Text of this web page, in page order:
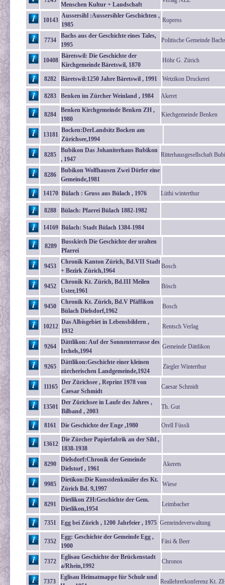
Menschen Kultur + Landschaft
10143
Aussersihl :Aussersihler Geschichten ,
1985
Ropress
7734
Bachs aus der Geschichte eines Tales,
1995
Politische Gemeinde
10408
Bäretswil: Die Geschichte der
Kirchgemeinde Bäretswil, 1870
Höhr G. Zürich
8282 Bäretswil:1250 Jahre Bäretswil , 1991 Wetzikon Druckerei
8283 Benken im Zürcher Weinland , 1984 Akeret
8284
Benken Kirchgemeinde Benken ZH ,
1980
Kiechgemeinde Benken
13181
Bocken:DerLandsitz Bocken am
Zürichsee,1994
8285
Bubikon Das Johaniterhaus Bubikon
, 1947
Ritterhausgesellschaft
8286
Bubikon Wolfhausen Zwei Dörfer eine
Gemeinde,1981
14170 Bülach : Gruss aus Bülach , 1976 Lüthi winterthur
8288 Bülach: Pfarrei Bülach 1882-1982
14169 Bülach: Stadt Bülach 1384-1984
8289
Busskirch Die Geschichte der uralten
Pfarrei
9453
Chronik Kanton Zürich, Bd.VII Stadt
+ Bezirk Zürich,1964
Bosch
9452
Chronik Kt. Zürich, Bd.III Meilen
Uster,1961
Bösch
9450
Chronik Kt. Zürich, Bd.V Pfäffikon
Bülach Dielsdorf,1962
Bosch
10212
Das Albisgebiet in Lebensbildern ,
1932
Rentsch Verlag
9264
Dättlikon: Auf der Sonnenterrasse des
Irchels,1994
Gemeinde Dättlikon
9265
Dättlikon:Geschichte einer kleinen
zürcherischen Landgemeinde,1924
Ziegler Winterthur
11165
Der Zürichsee , Reprint 1978 von
Caesar Schmidt
Caesar Schmidt
13501
Der Zürichsee in Laufe des Jahres ,
Bilband , 2003
Th. Gut
8161 Die Geschichte der Enge ,1980 Orell Füssli
13612
Die Zürcher Papierfabrik an der Sihl ,
1838-1938
8290
Dielsdorf:Chronik der Gemeinde
Dielstorf , 1961
Akerets
9985
Dietikon:Die Kunstdenkmäler des Kt.
Zürich Bd. 9,1997
Wiese
8291
Dietlikon ZH:Geschichte der Gem.
Dietlikon,1954
Leimbacher
7351 Egg bei Zürich , 1200 Jahrfeier , 1975 Gemeindeverwaltung
7352
Egg: Geschichte der Gemeinde Egg ,
1900
Fäsi & Beer
7372
Eglisau Geschichte der Brückenstadt
a/Rhein,1992
Chronos
7373
Eglisau Heimatmappe für Schule und
Reallehrerkonferenz Kt.